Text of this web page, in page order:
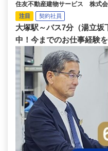
住友不動産建物サービス 株式
注目 契約社員
大塚駅～バス7分（湯立坂
中！今までのお仕事経験